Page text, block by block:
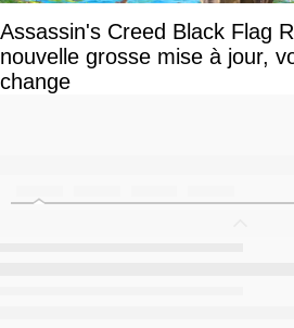
Assassin's Creed Black Flag
nouvelle grosse mise à jour,
change